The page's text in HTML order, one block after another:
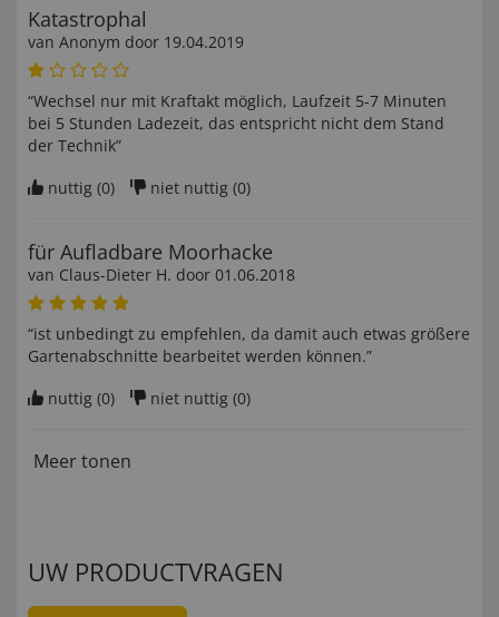
Katastrophal
van Anonym door 19.04.2019
“Wechsel nur mit Kraftakt möglich, Laufzeit 5-7 Minuten
bei 5 Stunden Ladezeit, das entspricht nicht dem Stand
der Technik”
nuttig (0) niet nuttig (0)
für Aufladbare Moorhacke
van Claus-Dieter H. door 01.06.2018
“ist unbedingt zu empfehlen, da damit auch etwas größere
Gartenabschnitte bearbeitet werden können.”
nuttig (0) niet nuttig (0)
Meer tonen
UW PRODUCTVRAGEN